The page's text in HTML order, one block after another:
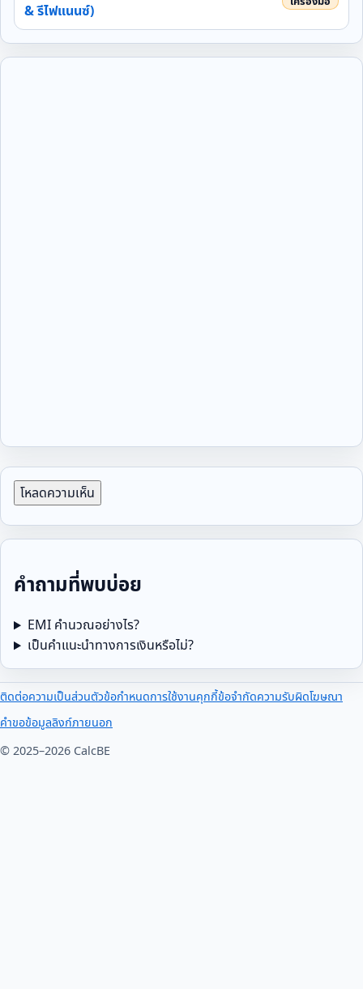
& รีไฟแนนซ์)
โหลดความเห็น
คำถามที่พบบ่อย
EMI คำนวณอย่างไร?
เป็นคำแนะนำทางการเงินหรือไม่?
ติดต่อความเป็นส่วนตัวข้อกำหนดการใช้งานคุกกี้ข้อจำกัดความรับผิดโฆษณา
คำขอข้อมูลลิงก์ภายนอก
© 2025–2026 CalcBE